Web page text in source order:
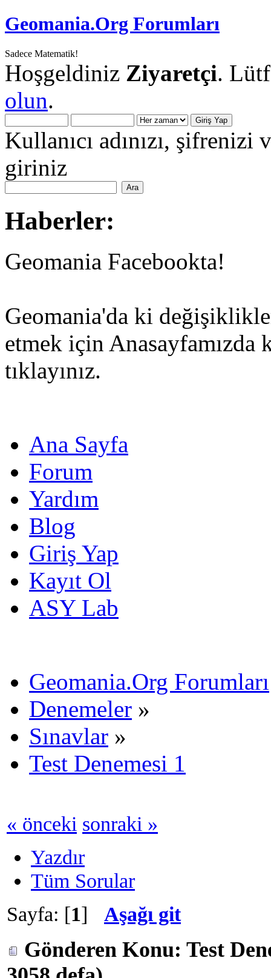
Geomania.Org Forumları
Sadece Matematik!
Hoşgeldiniz Ziyaretçi.
olun.
Kullanıcı adınızı,
giriniz
Haberler:
Geomania Facebookta!
Geomania'da ki
etmek için
tıklayınız.
Ana Sayfa
Forum
Yardım
Blog
Giriş Yap
Kayıt Ol
ASY Lab
Geomania.Org Forumları
Denemeler »
Sınavlar »
Test Denemesi 1
« önceki sonraki »
Yazdır
Tüm Sorular
Sayfa: [1] Aşağı git
Gönderen Konu: Test